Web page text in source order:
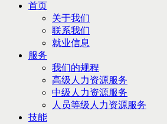
首页
关于我们
联系我们
就业信息
服务
我们的规程
高级人力资源服务
中级人力资源服务
人员等级人力资源服务
技能